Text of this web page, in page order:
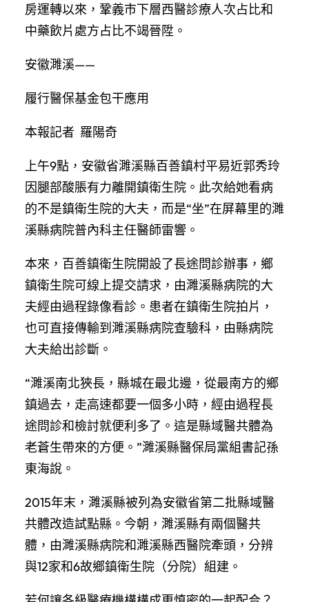
房運轉以來，鞏義市下層西醫診療人次占比和
中藥飲片處方占比不竭晉陞。
安徽濉溪——
履行醫保基金包干應用
本報記者 羅陽奇
上午9點，安徽省濉溪縣百善鎮村平易近郭秀玲
因腿部酸脹有力離開鎮衛生院。此次給她看病
的不是鎮衛生院的大夫，而是“坐”在屏幕里的濉
溪縣病院普內科主任醫師雷響。
本來，百善鎮衛生院開設了長途問診辦事，鄉
鎮衛生院可線上提交請求，由濉溪縣病院的大
夫經由過程錄像看診。患者在鎮衛生院拍片，
也可直接傳輸到濉溪縣病院查驗科，由縣病院
大夫給出診斷。
“濉溪南北狹長，縣城在最北邊，從最南方的鄉
鎮過去，走高速都要一個多小時，經由過程長
途問診和檢討就便利多了。這是縣域醫共體為
老蒼生帶來的方便。”濉溪縣醫保局黨組書記孫
東海說。
2015年末，濉溪縣被列為安徽省第二批縣域醫
共體改造試點縣。今朝，濉溪縣有兩個醫共
體，由濉溪縣病院和濉溪縣西醫院牽頭，分辨
與12家和6故鄉鎮衛生院（分院）組建。